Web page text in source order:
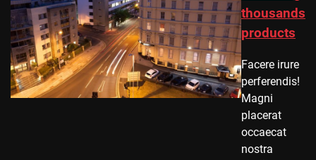
thousands
products
Facere irure
perferendis!
Magni
placerat
occaecat
nostra